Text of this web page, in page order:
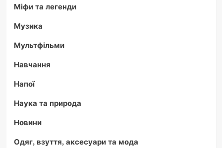
Міфи та легенди
Музика
Мультфільми
Навчання
Напої
Наука та природа
Новини
Одяг, взуття, аксесуари та мода